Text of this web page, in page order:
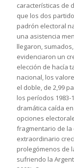
características de
que los dos
padrón electoral
una asistencia
llegaron,
evidenciaron un
elección de hacía
nacional, los
el doble, de 2,99
los períodos 1983-
dramática caída
opciones
fragmentario de
extraordinario
prolegómenos de
sufriendo la